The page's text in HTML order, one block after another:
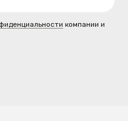
компании и